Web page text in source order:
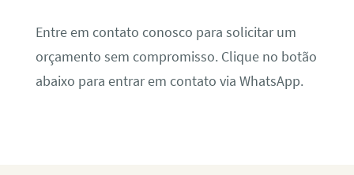
Entre em contato conosco para solicitar um
orçamento sem compromisso. Clique no botão
abaixo para entrar em contato via WhatsApp.